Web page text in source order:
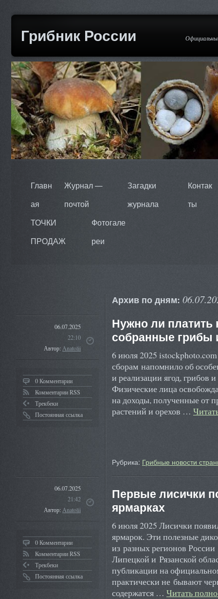
Грибник России
Главн
ая
Журнал —
почтой
Загадки
журнала
Контак
ты
ТОЧКИ
ПРОДАЖ
Фотогале
реи
Архив по дням:
06.07.2025
22:10
Автор:Anatolii
0 Комментарии
Комментарии RSS
Трекбеки
Постоянная ссылка
Нужно ли платить
собранные грибы
6 июля 2025
сборам напомнило об
и реализации ягод, грибов
Физические лица
на доходы, полученные от
растений и орехов …
Рубрика: Грибные новости
06.07.2025
21:42
Автор:Anatolii
0 Комментарии
Комментарии RSS
Трекбеки
Постоянная ссылка
Первые лисички
ярмарках
6 июля 2025 Лисички
ярмарок. Эти полезные
из разных регионов
Липецкой и Рязанской
публикации на
практически не бывают
содержатся … Читать